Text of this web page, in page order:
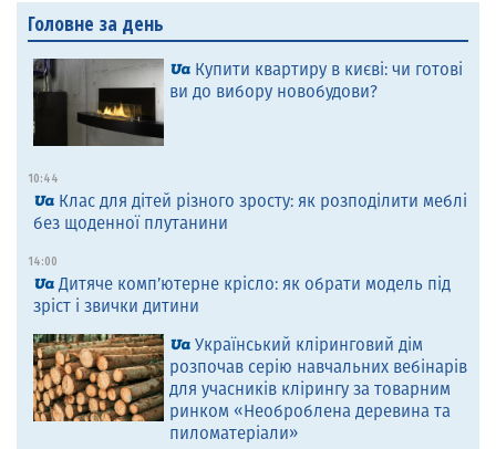
Головне за день
Купити квартиру в києві: чи готові
ви до вибору новобудови?
10:44
Клас для дітей різного зросту: як розподілити меблі
без щоденної плутанини
14:00
Дитяче комп’ютерне крісло: як обрати модель під
зріст і звички дитини
Український кліринговий дім
розпочав серію навчальних вебінарів
для учасників клірингу за товарним
ринком «Необроблена деревина та
пиломатеріали»